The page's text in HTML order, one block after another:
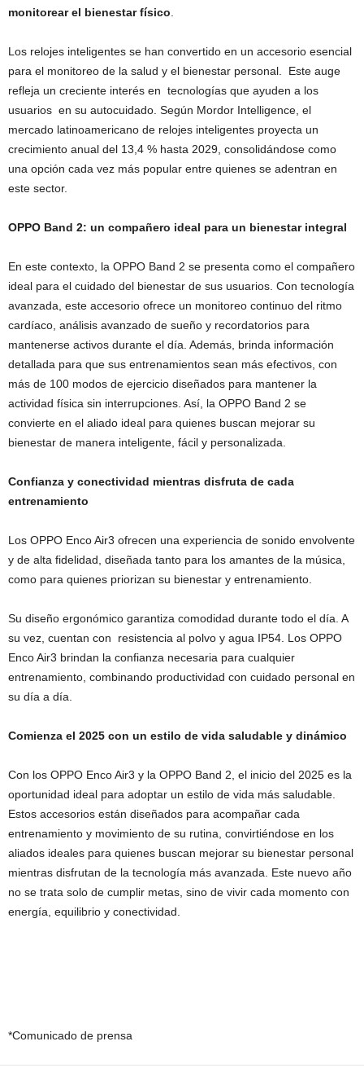
monitorear el bienestar físico
Los relojes inteligentes se han convertido en un accesorio esencial
para el monitoreo de la salud y el bienestar personal. Este auge
refleja un creciente interés en tecnologías que ayuden a los
usuarios en su autocuidado. Según Mordor Intelligence, el
mercado latinoamericano de relojes inteligentes proyecta un
crecimiento anual del 13,4 % hasta 2029, consolidándose como
una opción cada vez más popular entre quienes se adentran en
este sector.
OPPO Band 2: un compañero ideal para un bienestar integral
En este contexto, la OPPO Band 2 se presenta como el compañero
ideal para el cuidado del bienestar de sus usuarios. Con tecnología
avanzada, este accesorio ofrece un monitoreo continuo del ritmo
cardíaco, análisis avanzado de sueño y recordatorios para
mantenerse activos durante el día. Además, brinda información
detallada para que sus entrenamientos sean más efectivos, con
más de 100 modos de ejercicio diseñados para mantener la
actividad física sin interrupciones. Así, la OPPO Band 2 se
convierte en el aliado ideal para quienes buscan mejorar su
bienestar de manera inteligente, fácil y personalizada.
Confianza y conectividad mientras disfruta de cada
entrenamiento
Los OPPO Enco Air3 ofrecen una experiencia de sonido envolvente
y de alta fidelidad, diseñada tanto para los amantes de la música,
como para quienes priorizan su bienestar y entrenamiento.
Su diseño ergonómico garantiza comodidad durante todo el día. A
su vez, cuentan con resistencia al polvo y agua IP54. Los OPPO
Enco Air3 brindan la confianza necesaria para cualquier
entrenamiento, combinando productividad con cuidado personal en
su día a día.
Comienza el 2025 con un estilo de vida saludable y dinámico
Con los OPPO Enco Air3 y la OPPO Band 2, el inicio del 2025 es la
oportunidad ideal para adoptar un estilo de vida más saludable.
Estos accesorios están diseñados para acompañar cada
entrenamiento y movimiento de su rutina, convirtiéndose en los
aliados ideales para quienes buscan mejorar su bienestar personal
mientras disfrutan de la tecnología más avanzada. Este nuevo año
no se trata solo de cumplir metas, sino de vivir cada momento con
energía, equilibrio y conectividad.
*Comunicado de prensa